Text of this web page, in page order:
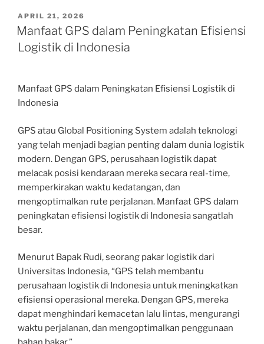
POSTED
ON
APRIL 21, 2026
Manfaat GPS dalam Peningkatan Efisiensi
Logistik di Indonesia
Manfaat GPS dalam Peningkatan Efisiensi Logistik di
Indonesia
GPS atau Global Positioning System adalah teknologi
yang telah menjadi bagian penting dalam dunia logistik
modern. Dengan GPS, perusahaan logistik dapat
melacak posisi kendaraan mereka secara real-time,
memperkirakan waktu kedatangan, dan
mengoptimalkan rute perjalanan. Manfaat GPS dalam
peningkatan efisiensi logistik di Indonesia sangatlah
besar.
Menurut Bapak Rudi, seorang pakar logistik dari
Universitas Indonesia, “GPS telah membantu
perusahaan logistik di Indonesia untuk meningkatkan
efisiensi operasional mereka. Dengan GPS, mereka
dapat menghindari kemacetan lalu lintas, mengurangi
waktu perjalanan, dan mengoptimalkan penggunaan